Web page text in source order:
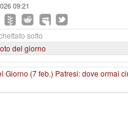
09:21
sotto
del giorno
Giorno (7 feb.) Patresi: dove ormai